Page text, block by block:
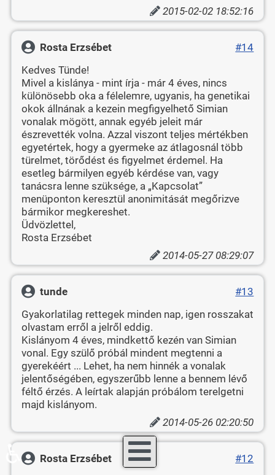
2015-02-02 18:52:16
Rosta Erzsébet
#14
Kedves Tünde!
Mivel a kislánya - mint írja - már 4 éves, nincs
különösebb oka a félelemre, ugyanis, ha genetikai
okok állnának a kezein megfigyelhető Simian
vonalak mögött, annak egyéb jeleit már
észrevették volna. Azzal viszont teljes mértékben
egyetértek, hogy a gyermeke az átlagosnál több
türelmet, törődést és figyelmet érdemel. Ha
esetleg bármilyen egyéb kérdése van, vagy
tanácsra lenne szüksége, a „Kapcsolat”
menüponton keresztül anonimitását megőrizve
bármikor megkereshet.
Üdvözlettel,
Rosta Erzsébet
2014-05-27 08:29:07
tunde
#13
Gyakorlatilag rettegek minden nap, igen rosszakat
olvastam erről a jelről eddig.
Kislányom 4 éves, mindkettő kezén van Simian
vonal. Egy szülő próbál mindent megtenni a
gyerekéért ... Lehet, ha nem hinnék a vonalak
jelentőségében, egyszerűbb lenne a bennem lévő
féltő érzés. A leírtak alapján próbálom terelgetni
majd kislányom.
2014-05-26 02:20:50
Rosta Erzsébet
#12